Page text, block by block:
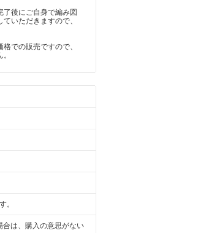
了後にご自身で編み図
いただきますので、
での販売ですので、
。
合は、購入の意思がない